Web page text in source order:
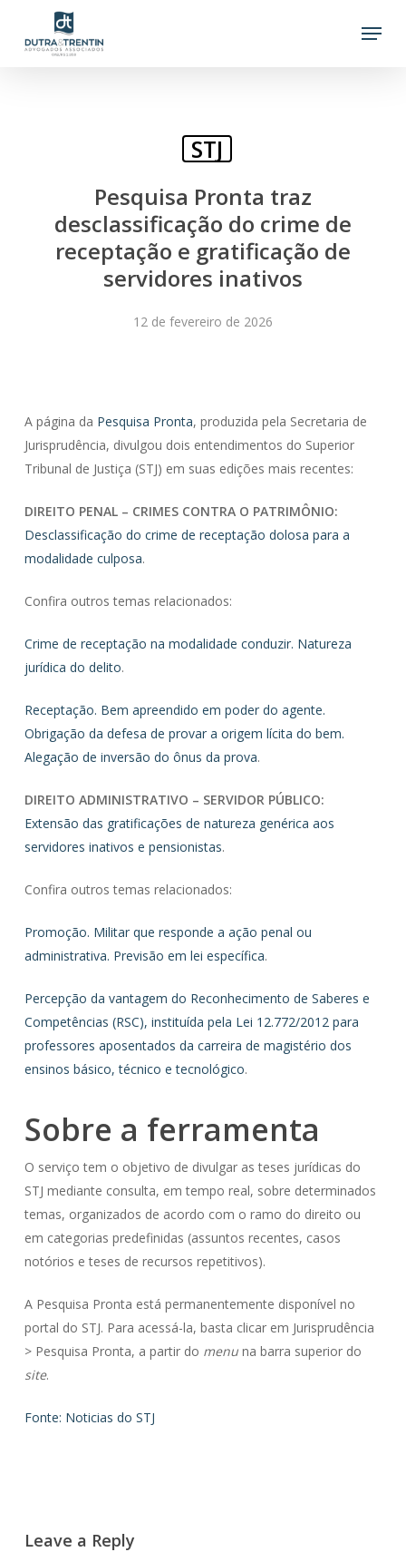
Menu
STJ
Pesquisa Pronta traz
desclassificação do crime de
receptação e gratificação de
servidores inativos
12 de fevereiro de 2026
A página da Pesquisa Pronta, produzida pela Secretaria de
Jurisprudência, divulgou dois entendimentos do Superior
Tribunal de Justiça (STJ) em suas edições mais recentes:
DIREITO PENAL – CRIMES CONTRA O PATRIMÔNIO:
Desclassificação do crime de receptação dolosa para a
modalidade culposa.
Confira outros temas relacionados:
Crime de receptação na modalidade conduzir. Natureza
jurídica do delito.
Receptação. Bem apreendido em poder do agente.
Obrigação da defesa de provar a origem lícita do bem.
Alegação de inversão do ônus da prova.
DIREITO ADMINISTRATIVO – SERVIDOR PÚBLICO:
Extensão das gratificações de natureza genérica aos
servidores inativos e pensionistas.
Confira outros temas relacionados:
Promoção. Militar que responde a ação penal ou
administrativa. Previsão em lei específica.
Percepção da vantagem do Reconhecimento de Saberes e
Competências (RSC), instituída pela Lei 12.772/2012 para
professores aposentados da carreira de magistério dos
ensinos básico, técnico e tecnológico.
Sobre a ferramenta
O serviço tem o objetivo de divulgar as teses jurídicas do
STJ mediante consulta, em tempo real, sobre determinados
temas, organizados de acordo com o ramo do direito ou
em categorias predefinidas (assuntos recentes, casos
notórios e teses de recursos repetitivos).
A Pesquisa Pronta está permanentemente disponível no
portal do STJ. Para acessá-la, basta clicar em Jurisprudência
> Pesquisa Pronta, a partir do menuna barra superior do
site.
Fonte: Noticias do STJ
Leave a Reply